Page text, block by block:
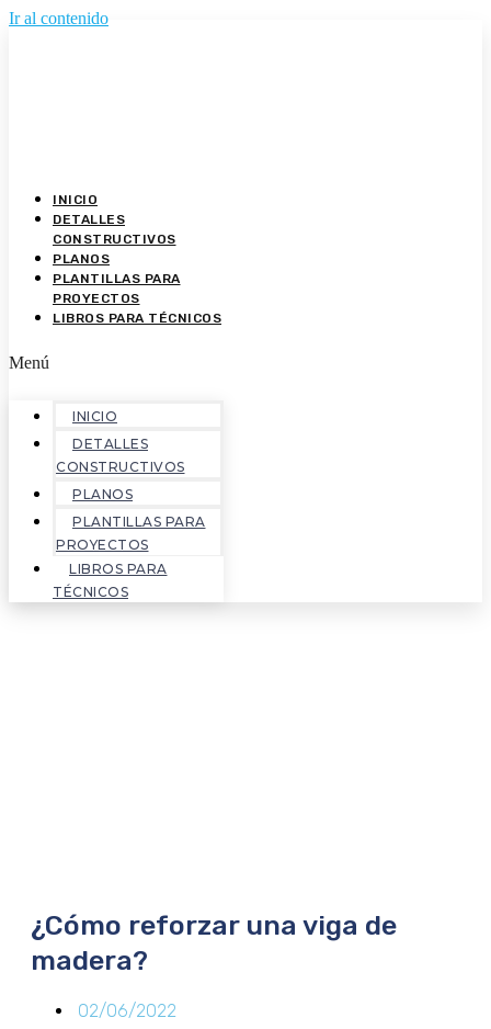
Ir al contenido
INICIO
DETALLES
CONSTRUCTIVOS
PLANOS
PLANTILLAS PARA
PROYECTOS
LIBROS PARA TÉCNICOS
Menú
INICIO
DETALLES
CONSTRUCTIVOS
PLANOS
PLANTILLAS PARA
PROYECTOS
LIBROS PARA
TÉCNICOS
¿Cómo reforzar una viga de
madera?
02/06/2022